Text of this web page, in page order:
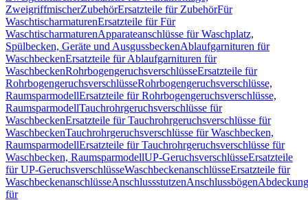
ZweigriffmischerZubehörErsatzteile für ZubehörFür
WaschtischarmaturenErsatzteile für Für
WaschtischarmaturenApparateanschlüsse für Waschplatz,
Spülbecken, Geräte und AusgussbeckenAblaufgarnituren für
WaschbeckenErsatzteile für Ablaufgarnituren für
WaschbeckenRohrbogengeruchsverschlüsseErsatzteile für
RohrbogengeruchsverschlüsseRohrbogengeruchsverschlüsse,
RaumsparmodellErsatzteile für Rohrbogengeruchsverschlüsse,
RaumsparmodellTauchrohrgeruchsverschlüsse für
WaschbeckenErsatzteile für Tauchrohrgeruchsverschlüsse für
WaschbeckenTauchrohrgeruchsverschlüsse für Waschbecken,
RaumsparmodellErsatzteile für Tauchrohrgeruchsverschlüsse für
Waschbecken, RaumsparmodellUP-GeruchsverschlüsseErsatzteile
für UP-GeruchsverschlüsseWaschbeckenanschlüsseErsatzteile für
WaschbeckenanschlüsseAnschlussstutzenAnschlussbögen
für